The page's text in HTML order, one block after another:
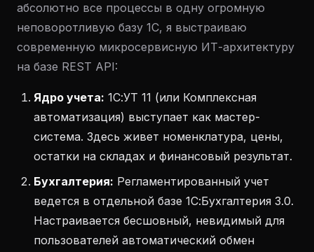
абсолютно все процессы в одну огромную
неповоротливую базу 1С, я выстраиваю
современную микросервисную ИТ-архитектуру
на базе REST API:
Ядро учета: 1С:УТ 11 (или Комплексная
автоматизация) выступает как мастер-
система. Здесь живет номенклатура, цены,
остатки на складах и финансовый результат.
Бухгалтерия: Регламентированный учет
ведется в отдельной базе 1С:Бухгалтерия 3.0.
Настраивается бесшовный, невидимый для
пользователей автоматический обмен